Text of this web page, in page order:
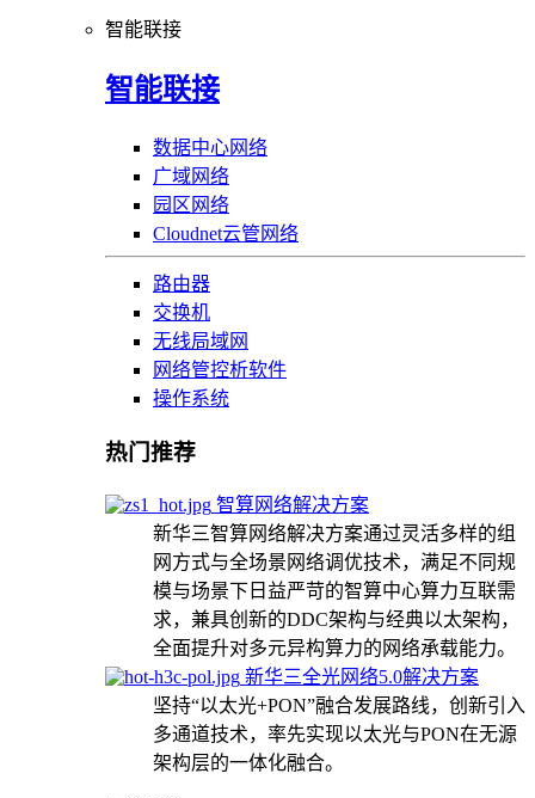
智能联接
智能联接
数据中心网络
广域网络
园区网络
Cloudnet云管网络
路由器
交换机
无线局域网
网络管控析软件
操作系统
热门推荐
智算网络解决方案
新华三智算网络解决方案通过灵活多样的组
网方式与全场景网络调优技术，满足不同规
模与场景下日益严苛的智算中心算力互联需
求，兼具创新的DDC架构与经典以太架构，
全面提升对多元异构算力的网络承载能力。
新华三全光网络5.0解决方案
坚持“以太光+PON”融合发展路线，创新引入
多通道技术，率先实现以太光与PON在无源
架构层的一体化融合。